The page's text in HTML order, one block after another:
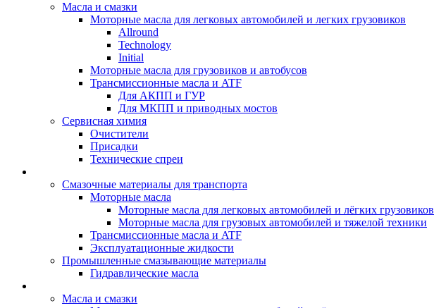
Масла и смазки
Моторные масла для легковых автомобилей и легких грузовиков
Allround
Technology
Initial
Моторные масла для грузовиков и автобусов
Трансмиссионные масла и ATF
Для АКПП и ГУР
Для МКПП и приводных мостов
Сервисная химия
Очистители
Присадки
Технические спреи
Смазочные материалы для транспорта
Моторные масла
Моторные масла для легковых автомобилей и лёгких грузовиков
Моторные масла для грузовых автомобилей и тяжелой техники
Трансмиссионные масла и ATF
Эксплуатационные жидкости
Промышленные смазывающие материалы
Гидравлические масла
Масла и смазки